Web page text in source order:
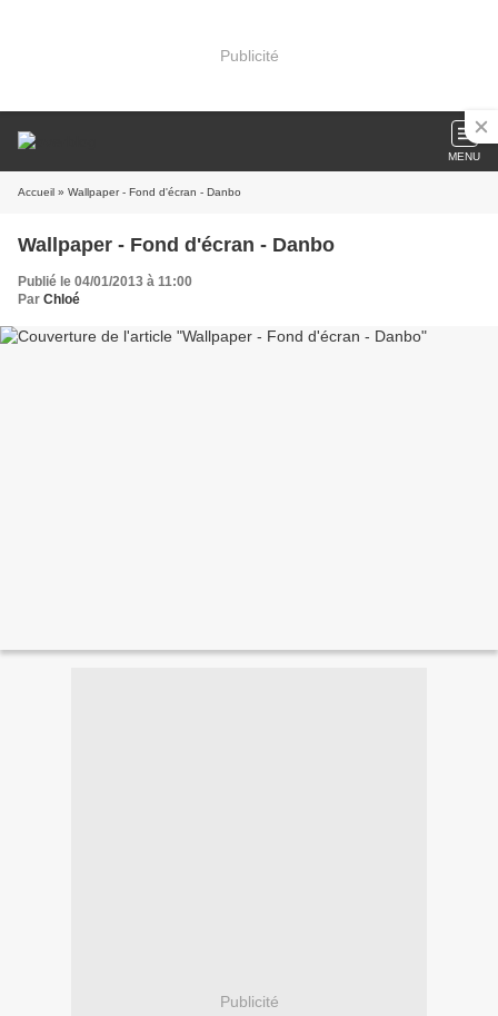
Publicité
MENU
Accueil » Wallpaper - Fond d'écran - Danbo
Wallpaper - Fond d'écran - Danbo
Publié le 04/01/2013 à 11:00
Par Chloé
Publicité